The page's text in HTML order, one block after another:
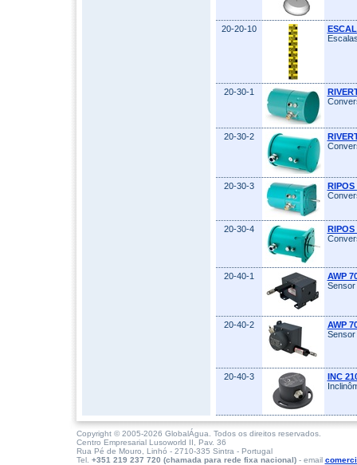
20-20-10
20-30-1
20-30-2
20-30-3
RIPOS
20-30-4
RIPOS
20-40-1
AWP
Sensor
20-40-2
AWP
Sensor
20-40-3
INC
Copyright © 2005-2026 GlobalÁgua. Todos os direitos reservados.
Centro Empresarial Lusoworld II, Pav. 36
Rua Pé de Mouro, Linhó - 2710-335 Sintra - Portugal
Tel. +351 219 237 720 (chamada para rede fixa nacional)- email